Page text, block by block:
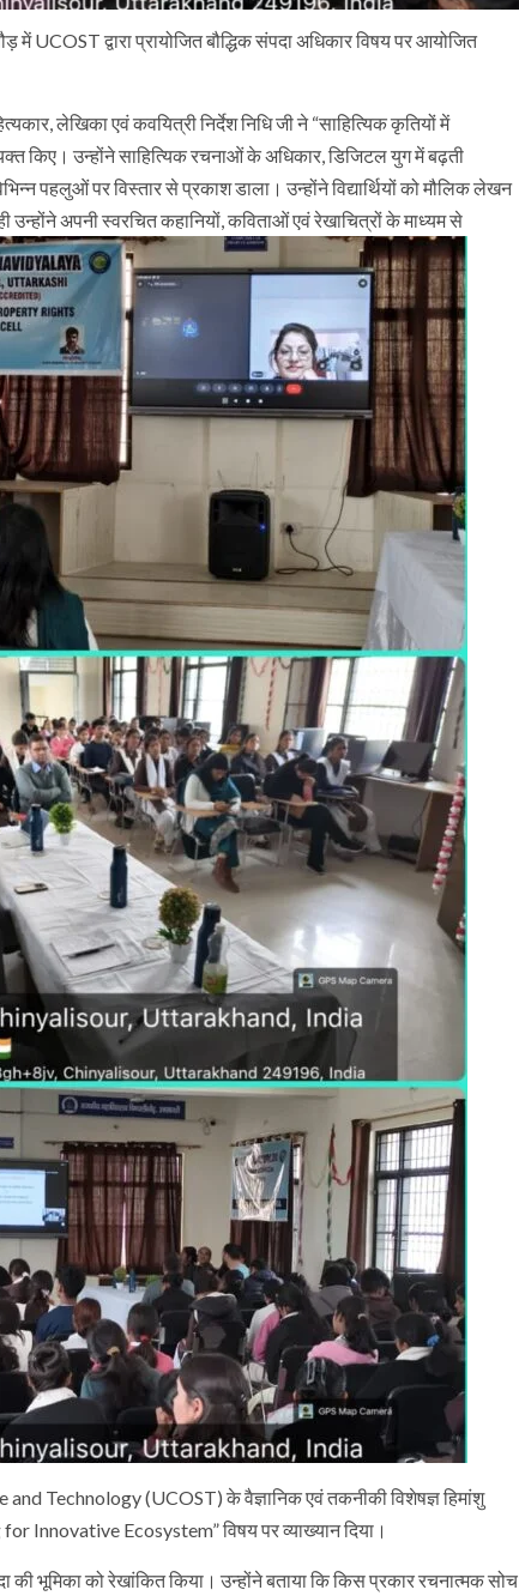
में UCOST द्वारा प्रायोजित बौद्धिक संपदा अधिकार विषय पर आयोजित
लेखिका एवं कवयित्री निर्देश निधि जी ने “साहित्यिक कृतियों में
किए। उन्होंने साहित्यिक रचनाओं के अधिकार, डिजिटल युग में बढ़ती
पहलुओं पर विस्तार से प्रकाश डाला। उन्होंने विद्यार्थियों को मौलिक लेखन
उन्होंने अपनी स्वरचित कहानियों, कविताओं एवं रेखाचित्रों के माध्यम से
Technology (UCOST) के वैज्ञानिक एवं तकनीकी विशेषज्ञ हिमांशु
Ecosystem” विषय पर व्याख्यान दिया।
की भूमिका को रेखांकित किया। उन्होंने बताया कि किस प्रकार रचनात्मक सोच